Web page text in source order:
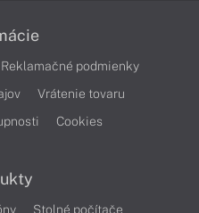
Reklamačné podmienky
Vrátenie tovaru
Cookies
Stolné počítače